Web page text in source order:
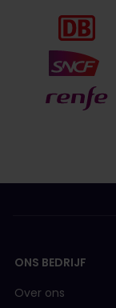
ONS BEDRIJF
Over ons